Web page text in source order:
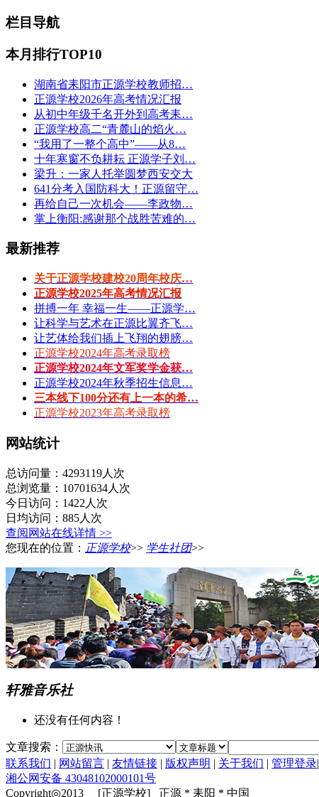
栏目导航
本月排行TOP10
湖南省耒阳市正源学校教师招…
正源学校2026年高考情况汇报
从初中年级千名开外到高考耒…
正源学校高二“青麓山的焰火…
“我用了一整个高中”——从8…
十年寒窗不负耕耘 正源学子刘…
梁升：一家人托举圆梦西安交大
641分考入国防科大！正源留守…
再给自己一次机会——李政物…
掌上衡阳:感谢那个战胜苦难的…
最新推荐
关于正源学校建校20周年校庆…
正源学校2025年高考情况汇报
拼搏一年 幸福一生——正源学…
让科学与艺术在正源比翼齐飞…
让艺体给我们插上飞翔的翅膀…
正源学校2024年高考录取榜
正源学校2024年文军奖学金获…
正源学校2024年秋季招生信息…
三本线下100分还有上一本的希…
正源学校2023年高考录取榜
网站统计
总访问量：4293119人次
总浏览量：10701634人次
今日访问：1422人次
日均访问：885人次
查阅网站在线详情 >>
您现在的位置： 正源学校>> 学生社团>>
轩雅音乐社
还没有任何内容！
文章搜索：
联系我们 | 网站留言 | 友情链接 | 版权声明 | 关于我们 | 管理登录|
湘公网安备 43048102000101号
Copyright◎2013 [正源学校] 正源 * 耒阳 * 中国